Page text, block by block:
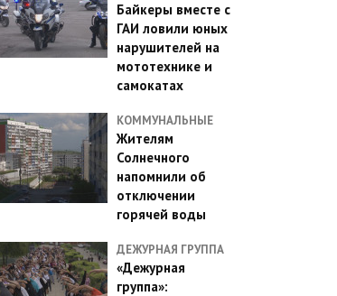
Байкеры вместе с
ГАИ ловили юных
нарушителей на
мототехнике и
самокатах
КОММУНАЛЬНЫЕ
Жителям
Солнечного
напомнили об
отключении
горячей воды
ДЕЖУРНАЯ ГРУППА
«Дежурная
группа»: